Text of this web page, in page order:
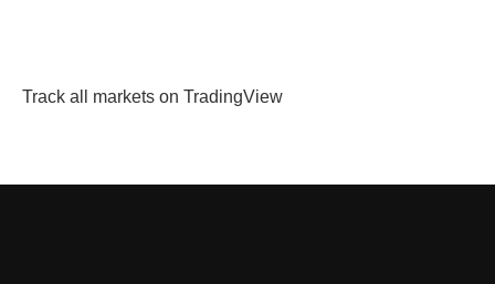
Track all markets on TradingView